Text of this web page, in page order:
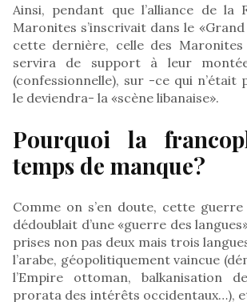
Ainsi, pendant que l’alliance de la
Maronites s’inscrivait dans le
cette dernière, celle des
servira de support à leur
(confessionnelle), sur -ce qui n’était
le deviendra- la «scène libanaise».
Pourquoi la
temps de manque?
Comme on s’en doute, cette
dédoublait d’une «guerre des
prises non pas deux mais trois
l’arabe, géopolitiquement vaincue
l’Empire ottoman, balkanisation
prorata des intérêts occidentaux…),